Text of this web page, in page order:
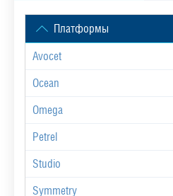
Платформы
Avocet
Ocean
Omega
Petrel
Studio
Symmetry